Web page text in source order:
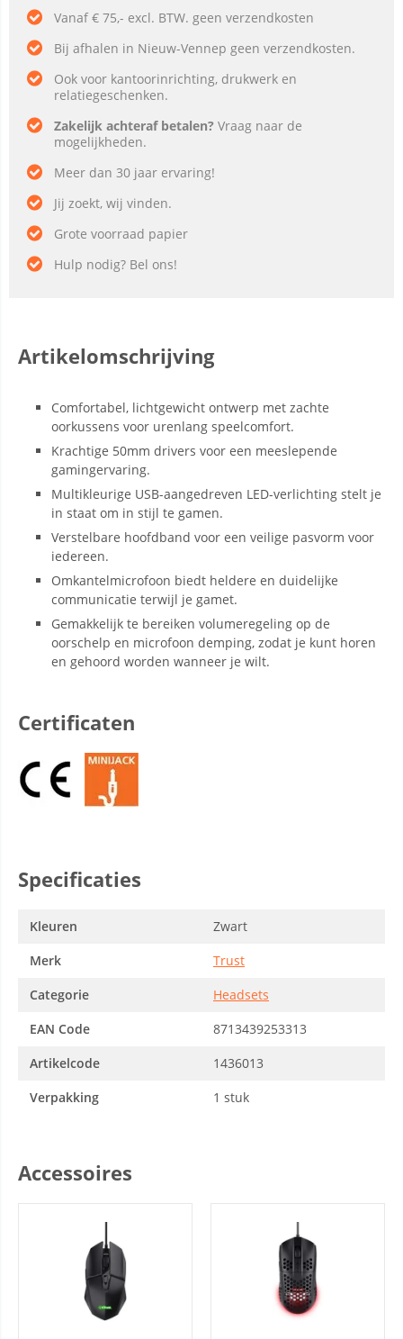
Vanaf € 75,- excl. BTW. geen verzendkosten
Bij afhalen in Nieuw-Vennep geen verzendkosten.
Ook voor kantoorinrichting, drukwerk en
relatiegeschenken.
Zakelijk achteraf betalen? Vraag naar de
mogelijkheden.
Meer dan 30 jaar ervaring!
Jij zoekt, wij vinden.
Grote voorraad papier
Hulp nodig? Bel ons!
Artikelomschrijving
Comfortabel, lichtgewicht ontwerp met zachte
oorkussens voor urenlang speelcomfort.
Krachtige 50mm drivers voor een meeslepende
gamingervaring.
Multikleurige USB-aangedreven LED-verlichting stelt je
in staat om in stijl te gamen.
Verstelbare hoofdband voor een veilige pasvorm voor
iedereen.
Omkantelmicrofoon biedt heldere en duidelijke
communicatie terwijl je gamet.
Gemakkelijk te bereiken volumeregeling op de
oorschelp en microfoon demping, zodat je kunt horen
en gehoord worden wanneer je wilt.
Certificaten
Specificaties
Kleuren
Zwart
Merk
Trust
Categorie
Headsets
EAN Code
8713439253313
Artikelcode
1436013
Verpakking
1 stuk
Accessoires